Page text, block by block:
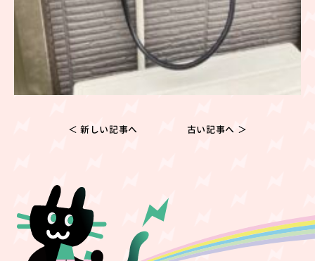
＜ 新しい記事へ 古い記事へ ＞